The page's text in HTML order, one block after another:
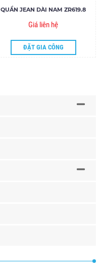
QUẦN JEAN DÀI NAM ZR619.8
Giá liên hệ
ĐẶT GIA CÔNG